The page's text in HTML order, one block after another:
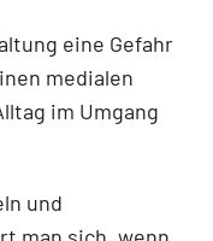
eine Gefahr
medialen
im Umgang
und